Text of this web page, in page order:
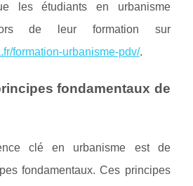
les étudiants en urbanisme
de leur formation sur
formation-urbanisme-pdv/.
fondamentaux de
clé en urbanisme est de
fondamentaux. Ces principes